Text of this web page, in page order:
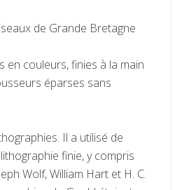
de Grande Bretagne
en couleurs, finies à la main
éparses sans
Il a utilisé de
finie, y compris
Wolf, William Hart et H. C.